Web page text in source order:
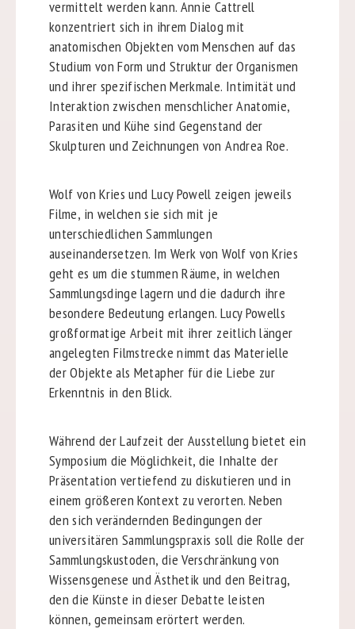
vermittelt werden kann. Annie Cattrell
konzentriert sich in ihrem Dialog mit
anatomischen Objekten vom Menschen auf das
Studium von Form und Struktur der Organismen
und ihrer spezifischen Merkmale. Intimität und
Interaktion zwischen menschlicher Anatomie,
Parasiten und Kühe sind Gegenstand der
Skulpturen und Zeichnungen von Andrea Roe.
Wolf von Kries und Lucy Powell zeigen jeweils
Filme, in welchen sie sich mit je
unterschiedlichen Sammlungen
auseinandersetzen. Im Werk von Wolf von Kries
geht es um die stummen Räume, in welchen
Sammlungsdinge lagern und die dadurch ihre
besondere Bedeutung erlangen. Lucy Powells
großformatige Arbeit mit ihrer zeitlich länger
angelegten Filmstrecke nimmt das Materielle
der Objekte als Metapher für die Liebe zur
Erkenntnis in den Blick.
Während der Laufzeit der Ausstellung bietet ein
Symposium die Möglichkeit, die Inhalte der
Präsentation vertiefend zu diskutieren und in
einem größeren Kontext zu verorten. Neben
den sich verändernden Bedingungen der
universitären Sammlungspraxis soll die Rolle der
Sammlungskustoden, die Verschränkung von
Wissensgenese und Ästhetik und den Beitrag,
den die Künste in dieser Debatte leisten
können, gemeinsam erörtert werden.